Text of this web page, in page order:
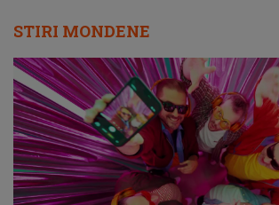
STIRI MONDENE